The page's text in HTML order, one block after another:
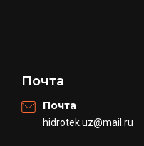
Почта
Почта
hidrotek.uz@mail.ru